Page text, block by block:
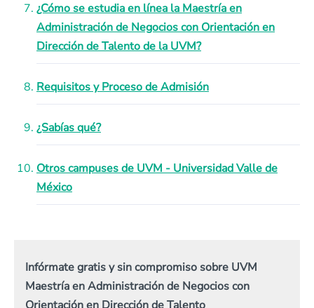
¿Cómo se estudia en línea la Maestría en
Administración de Negocios con Orientación en
Dirección de Talento de la UVM?
Requisitos y Proceso de Admisión
¿Sabías qué?
Otros campuses de UVM - Universidad Valle de
México
Infórmate gratis y sin compromiso sobre UVM
Maestría en Administración de Negocios con
Orientación en Dirección de Talento